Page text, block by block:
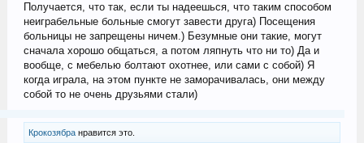
Получается, что так, если ты надеешься, что таким способом
неиграбельные больные смогут завести друга) Посещения
больницы не запрещены ничем.) Безумные они такие, могут
сначала хорошо общаться, а потом ляпнуть что ни то) Да и
вообще, с мебелью болтают охотнее, или сами с собой) Я
когда играла, на этом пункте не заморачивалась, они между
собой то не очень друзьями стали)
Крокозябранравится это.